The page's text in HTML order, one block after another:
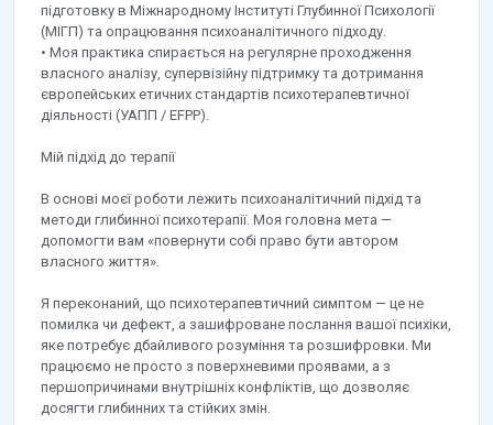
підготовку в Міжнародному Інституті Глубинної Психології
(МІГП) та опрацювання психоаналітичного підходу.
• Моя практика спирається на регулярне проходження
власного аналізу, супервізійну підтримку та дотримання
європейських етичних стандартів психотерапевтичної
діяльності (УАПП / EFPP).
Мій підхід до терапії
В основі моєї роботи лежить психоаналітичний підхід та
методи глибинної психотерапії. Моя головна мета —
допомогти вам «повернути собі право бути автором
власного життя».
Я переконаний, що психотерапевтичний симптом — це не
помилка чи дефект, а зашифроване послання вашої психіки,
яке потребує дбайливого розуміння та розшифровки. Ми
працюємо не просто з поверхневими проявами, а з
першопричинами внутрішніх конфліктів, що дозволяє
досягти глибинних та стійких змін.